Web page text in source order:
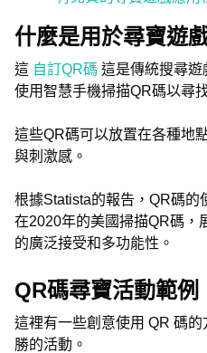
什麼是用於尋寶遊
這 自訂QR碼 這是傳統搜尋
使用智慧手機掃描QR碼以尋
這些QR碼可以放置在各種地
與刺激感。
根據Statista的報告，QR碼的
在2020年的美國掃描QR碼，
的廣泛接受和多功能性。
QR碼尋寶活動範例
這裡有一些創意使用 QR 碼
勝的活動。